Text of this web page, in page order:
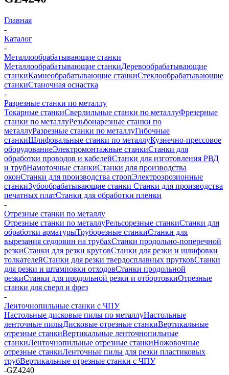
Главная
-
Каталог
-
Металлообрабатывающие станки
Металлообрабатывающие станкиДеревообрабатывающие
станкиКамнеобрабатывающие станкиСтеклообрабатывающие
станкиСтаночная оснастка
-
Разрезные станки по металлу
Токарные станкиСверлильные станки по металлуФрезерные
станки по металлуРезьбонарезные станки по
металлуРазрезные станки по металлуГибочные
станкиШлифовальные станки по металлуКузнечно-прессовое
оборудованиеЭлектромонтажные станкиСтанки для
обработки проводов и кабелейСтанки для изготовления РВД
и трубНамоточные станкиСтанки для производства
оконСтанки для производства стропЭлектроэрозионные
станкиЗубообрабатывающие станки Станки для производства
печатных платСтанки для обработки пленки
-
Отрезные станки по металлу
Отрезные станки по металлуРельсорезные станкиСтанки для
обработки арматурыТруборезные станкиСтанки для
вырезания седловин на трубаxСтанки продольно-поперечной
резкиСтанки для резки круговСтанки для резки и шлифовки
толкателейСтанки для резки твердосплавных прутковСтанки
для резки и штамповки отходовСтанки продольной
резкиСтанки для продольной резки и отбортовкиОтрезные
станки для сверл и фрез
-
Ленточнопильные станки с ЧПУ
Настольные дисковые пилы по металлуНастольные
ленточные пилыДисковые отрезные станкиВертикальные
отрезные станкиВертикальные ленточнопильные
станкиЛенточнопильные отрезные станкиНожовочные
отрезные станкиЛенточные пилы для резки пластиковых
трубВертикальные отрезные станки с ЧПУ
-GZ4240